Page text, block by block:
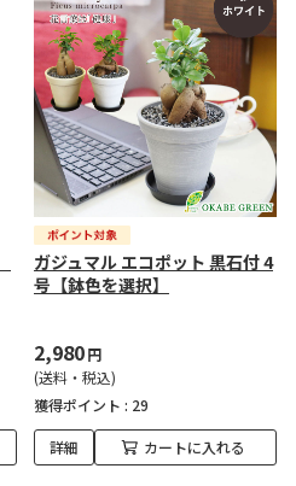
ガジュマル エコポット 黒石付 4
号【鉢色を選択】
2,980円
(送料・税込)
獲得ポイント : 29
詳細 カートに入れる